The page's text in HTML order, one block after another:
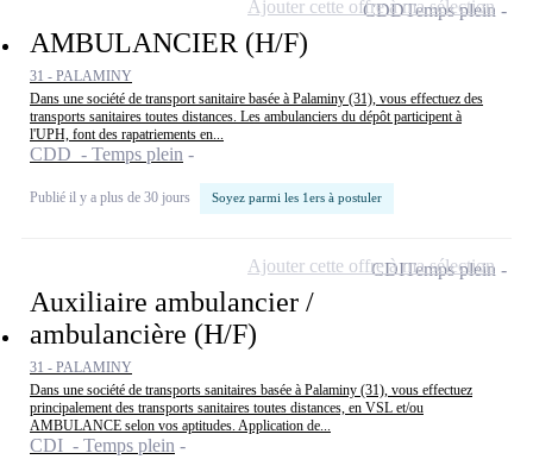
AMBULANCIER (H/F)
31 - PALAMINY
Dans une société de transport sanitaire basée à Palaminy (31), vous effectuez des
transports sanitaires toutes distances. Les ambulanciers du dépôt participent à
l'UPH, font des rapatriements en...
CDD - Temps plein
Publié il y a plus de 30 jours Soyez parmi les 1ers à postuler
CDDTemps plein
Ajouter cette offre à ma sélection
Auxiliaire ambulancier /
ambulancière (H/F)
31 - PALAMINY
Dans une société de transports sanitaires basée à Palaminy (31), vous effectuez
principalement des transports sanitaires toutes distances, en VSL et/ou
AMBULANCE selon vos aptitudes. Application de...
CDI - Temps plein
CDITemps plein
Ajouter cette offre à ma sélection